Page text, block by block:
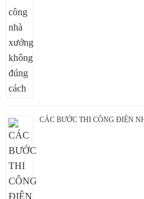
CÁC BƯỚC THI CÔNG ĐIỆN